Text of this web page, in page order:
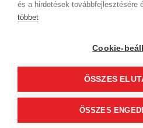
és a hirdetések továbbfejlesztésére
többet
Cookie-
ÖSSZES
ÖSSZES
Kövess